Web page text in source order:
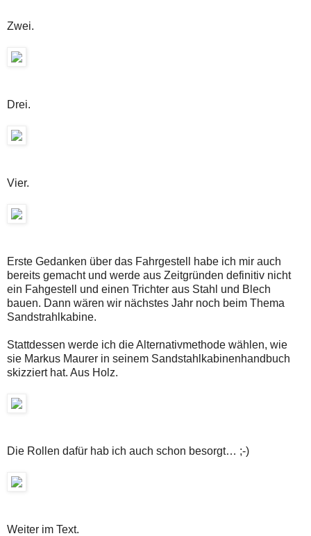
Zwei.
Drei.
Vier.
Erste Gedanken über das Fahrgestell habe ich mir auch
bereits gemacht und werde aus Zeitgründen definitiv nicht
ein Fahgestell und einen Trichter aus Stahl und Blech
bauen. Dann wären wir nächstes Jahr noch beim Thema
Sandstrahlkabine.
Stattdessen werde ich die Alternativmethode wählen, wie
sie Markus Maurer in seinem Sandstahlkabinenhandbuch
skizziert hat. Aus Holz.
Die Rollen dafür hab ich auch schon besorgt… ;-)
Weiter im Text.